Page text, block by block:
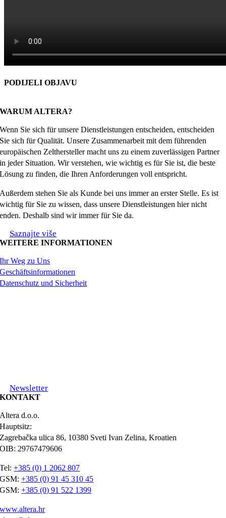
PODIJELI OBJAVU
WARUM ALTERA?
Wenn Sie sich für unsere Dienstleistungen entscheiden, entscheiden
Sie sich für Qualität. Unsere Zusammenarbeit mit dem führenden
europäischen Zelthersteller macht uns zu einem zuverlässigen Partner
in jeder Situation. Wir verstehen, wie wichtig es für Sie ist, die beste
Lösung zu finden, die Ihren Anforderungen voll entspricht.
Außerdem stehen Sie als Kunde bei uns immer an erster Stelle. Es ist
wichtig für Sie zu wissen, dass unsere Dienstleistungen hier nicht
enden. Deshalb sind wir immer für Sie da.
Saznajte više
WEITERE INFORMATIONEN
Ihr Weg zu Uns
Geschäftsinformationen
Datenschutz und Sicherheit
Newsletter
KONTAKT
Altera d.o.o.
Hauptsitz:
Zagrebačka ulica 86, 10380 Sveti Ivan Zelina, Kroatien
OIB: 29767479606
Tel:+385 (0) 1 2062 807
GSM:+385 (0) 91 45 310 45
GSM:+385 (0) 91 522 1399
www.altera.hr